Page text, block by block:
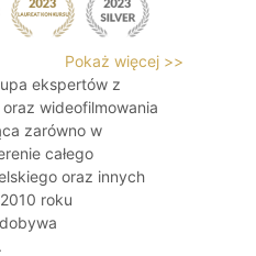
Pokaż więcej >>
ekspertów z
wideofilmowania
zarówno w
całego
oraz innych
roku